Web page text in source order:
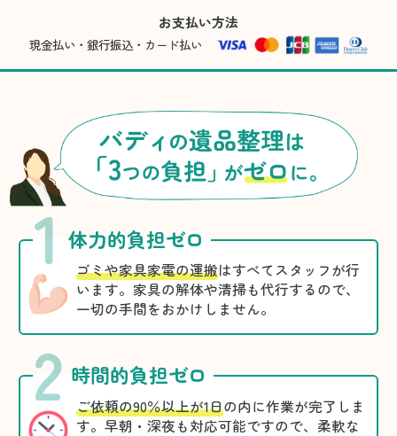
お支払い方法
現金払い・銀行振込・カード払い
1 体力的負担ゼロ
ゴミや家具家電の運搬はすべてスタッフが行
います。家具の解体や清掃も代行するので、
一切の手間をおかけしません。
2 時間的負担ゼロ
ご依頼の90％以上が1日の内に作業が完了しま
す。早朝・深夜も対応可能ですので、柔軟な